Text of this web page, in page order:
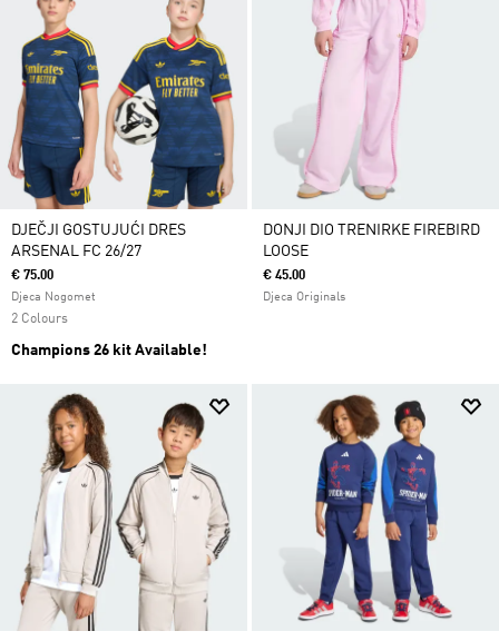
DJEČJI GOSTUJUĆI DRES
ARSENAL FC 26/27
€ 75.00
Djeca Nogomet
2 Colours
Champions 26 kit Available!
DONJI DIO TRENIRKE FIREBIRD
LOOSE
€ 45.00
Djeca Originals